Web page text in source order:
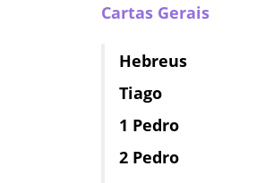
Cartas Gerais
Hebreus
Tiago
1 Pedro
2 Pedro